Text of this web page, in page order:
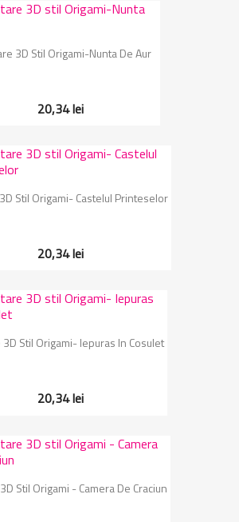
3D Stil Origami-Nunta De Aur
20,34 lei
Stil Origami- Castelul Printeselor
20,34 lei
Stil Origami- Iepuras In Cosulet
20,34 lei
Stil Origami - Camera De Craciun